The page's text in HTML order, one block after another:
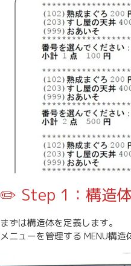
✏️ Step 1：構造
まずは構造体を定義します。
メニューを管理する MENU構造